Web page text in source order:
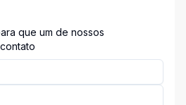
que um de nossos